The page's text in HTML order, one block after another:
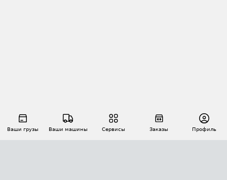
Ваши грузы Ваши машины Сервисы Заказы Профиль